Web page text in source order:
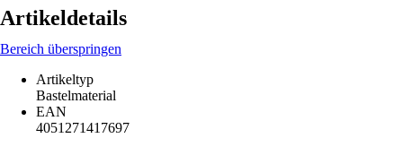
Artikeldetails
Bereich überspringen
Artikeltyp
Bastelmaterial
EAN
4051271417697